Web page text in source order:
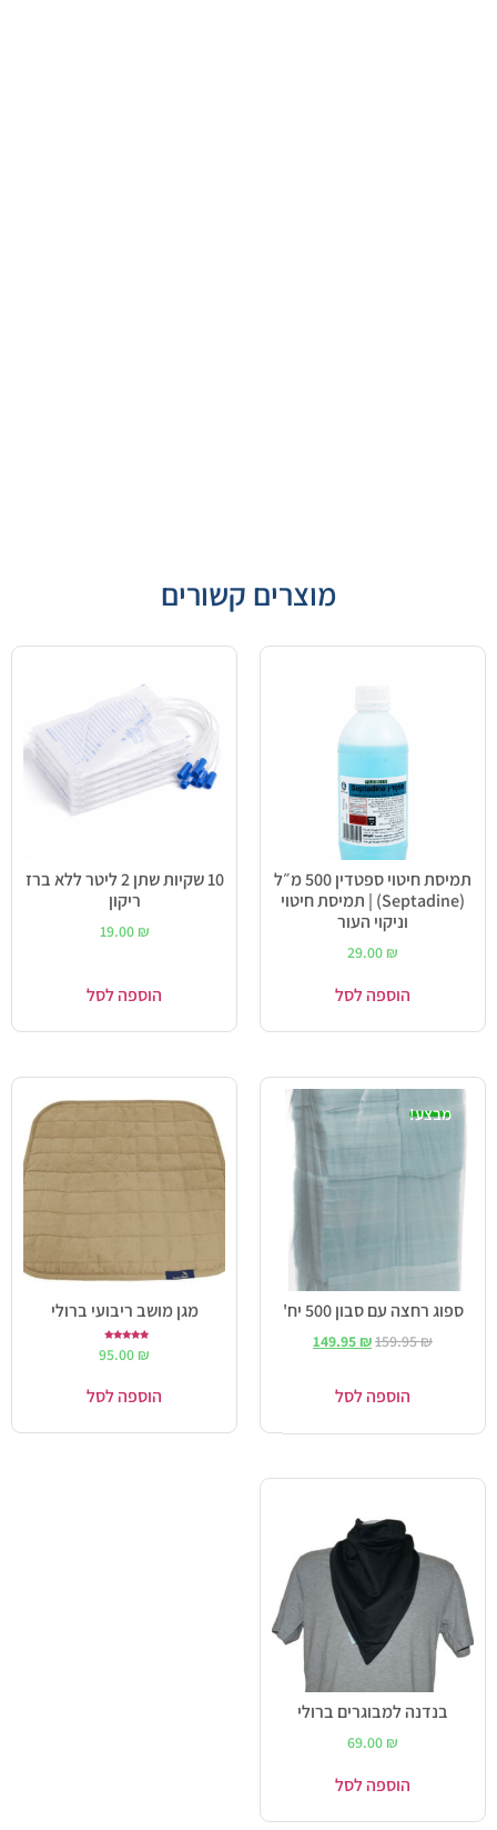
מוצרים קשורים
תמיסת חיטוי ספטדין 500 מ״ל
(Septadine) | תמיסת חיטוי
וניקוי העור
29.00 ₪
הוספה לסל
10 שקיות שתן 2 ליטר ללא ברז
ריקון
19.00 ₪
הוספה לסל
מבצע!
ספוג רחצה עם סבון 500 יח'
159.95₪
149.95₪
הוספה לסל
מגן מושב ריבועי ברולי
5.00
95.00 ₪
הוספה לסל
בנדנה למבוגרים ברולי
69.00 ₪
הוספה לסל